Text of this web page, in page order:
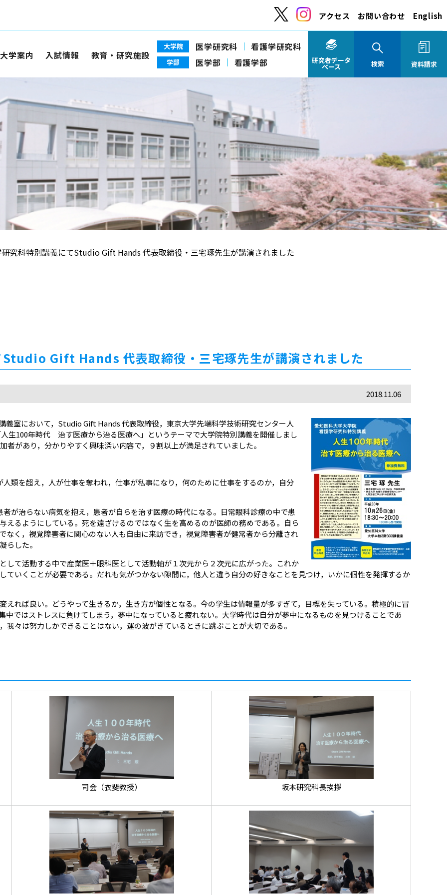
アクセス お問い合わせ English
大学案内 入試情報 教育・研究施設
大学院 医学研究科 看護学研究科
学部 医学部 看護学部 研究者データ
ベース 検索 資料請求
究科特別講義にてStudio Gift Hands 代表取締役・三宅琢先生が講演されました
Studio Gift Hands 代表取締役・三宅琢先生が講演されました
2018.11.06
義室において，Studio Gift Hands 代表取締役，東京大学先端科学技術研究センター人
生100年時代 治す医療から治る医療へ」というテーマで大学院特別講義を開催しまし
があり，分かりやすく興味深い内容で，９割以上が満足されていました。
類を超え，人が仕事を奪われ，仕事が私事になり，何のために仕事をするのか，自分
が治らない病気を抱え，患者が自らを治す医療の時代になる。日常眼科診療の中で患
えるようにしている。死を遠ざけるのではなく生を高めるのが医師の務めである。自ら
なく，視覚障害者に関心のない人も自由に来訪でき，視覚障害者が健常者から分離され
らした。
て活動する中で産業医＋眼科医として活動軸が１次元から２次元に広がった。これか
ていくことが必要である。だれも気がつかない隙間に，他人と違う自分の好きなことを見つけ，いかに個性を発揮するか
れば良い。どうやって生きるか，生き方が個性となる。今の学生は情報量が多すぎて，目標を失っている。積極的に冒
ではストレスに負けてしまう，夢中になっていると疲れない。大学時代は自分が夢中になるものを見つけることであ
々は努力しかできることはない，運の波がきているときに跳ぶことが大切である。
司会（衣斐教授） 坂本研究科長挨拶